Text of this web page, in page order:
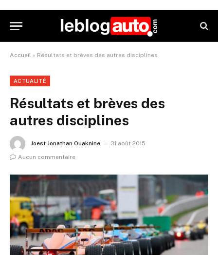
Accueil » Résultats et brèves des autres disciplines
ACTUALITÉ
Résultats et brèves des
autres disciplines
Joest Jonathan Ouaknine
31 août 2015
Aucun commentaire